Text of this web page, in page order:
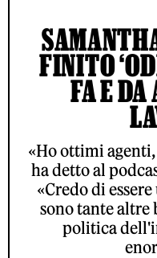
FINITO
FA E
«Ho ottimi
ha detto al
«Credo di
sono tante
politica